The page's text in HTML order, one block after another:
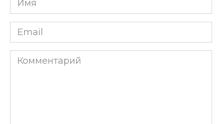
*
Email
*
Комментарий